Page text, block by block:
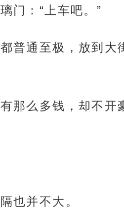
门：“上车吧。”
普通至极，放到大
那么多钱，却不开
也并不大。